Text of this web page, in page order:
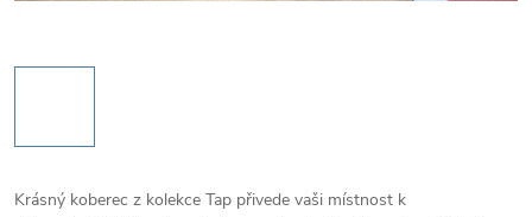
Krásný koberec z kolekce Tap přivede vaši místnost k